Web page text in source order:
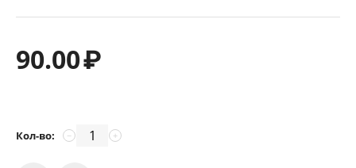
90.00₽
Кол-во: +
−